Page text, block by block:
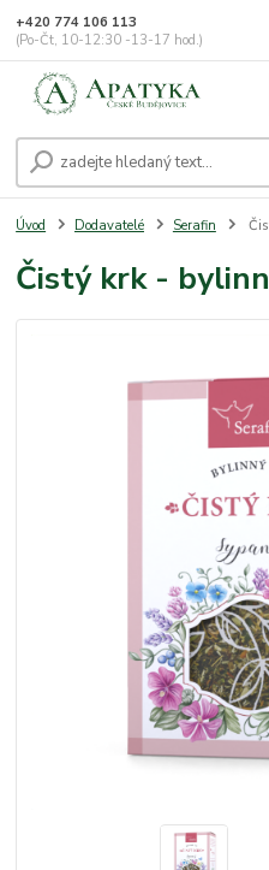
+420 774 106 113
(Po-Čt, 10-12:30 -13-17 hod.)
Úvod Dodavatelé Serafin
Čistý krk -